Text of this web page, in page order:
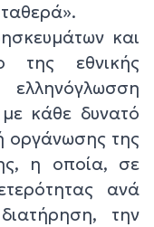
και
της εθνικής
κάθε δυνατό
οργάνωσης της
η οποία, σε
ανά
την